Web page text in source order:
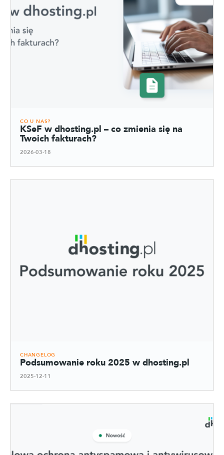
CO U NAS?
KSeF w dhosting.pl – co zmienia się na
Twoich fakturach?
2026-03-18
CHANGELOG
Podsumowanie roku 2025 w dhosting.pl
2025-12-11